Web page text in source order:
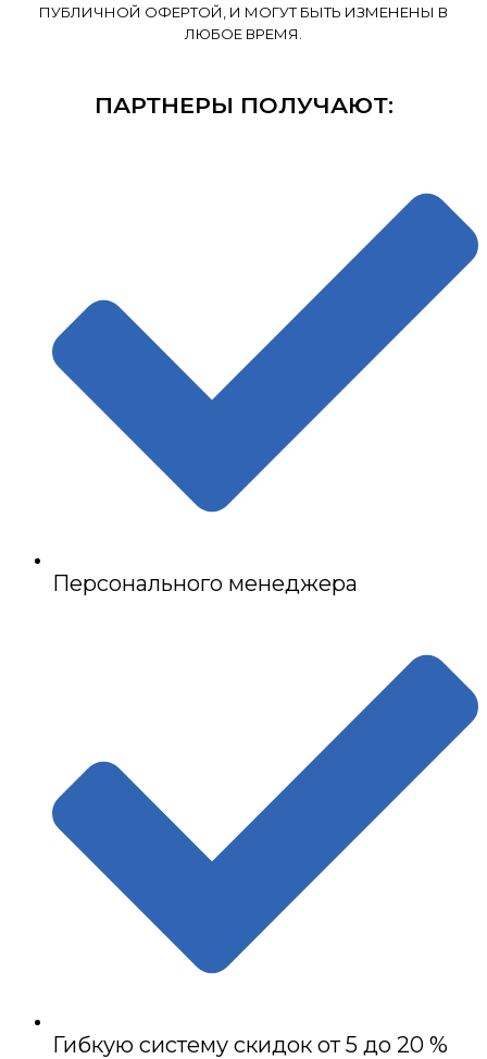
ПУБЛИЧНОЙ ОФЕРТОЙ, И МОГУТ БЫТЬ ИЗМЕНЕНЫ В
ЛЮБОЕ ВРЕМЯ.
ПАРТНЕРЫ ПОЛУЧАЮТ:
Персонального менеджера
Гибкую систему скидок от 5 до 20 %